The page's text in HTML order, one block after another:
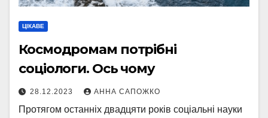
ЦІКАВЕ
Космодромам потрібні
соціологи. Ось чому
28.12.2023 АННА САПОЖКО
Протягом останніх двадцяти років соціальні науки